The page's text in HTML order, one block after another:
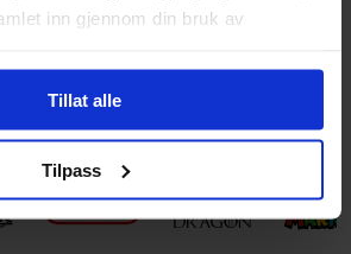
inn gjennom din bruk av
Tillat alle
Tilpass
Paperback
Uvisst